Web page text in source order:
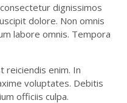
dignissimos
dolore. Non omnis
labore omnis. Tempora
reiciendis enim. In
voluptates. Debitis
officiis culpa.